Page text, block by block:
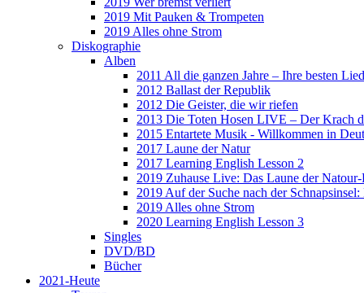
2019 Mit Pauken & Trompeten
2019 Alles ohne Strom
Diskographie
Alben
2011 All die ganzen Jahre – Ihre besten
2012 Ballast der Republik
2012 Die Geister, die wir riefen
2013 Die Toten Hosen LIVE – Der Krach
2015 Entartete Musik - Willkommen in
2017 Laune der Natur
2017 Learning English Lesson 2
2019 Zuhause Live: Das Laune der
2019 Auf der Suche nach der
2019 Alles ohne Strom
2020 Learning English Lesson 3
Singles
DVD/BD
Bücher
2021-Heute